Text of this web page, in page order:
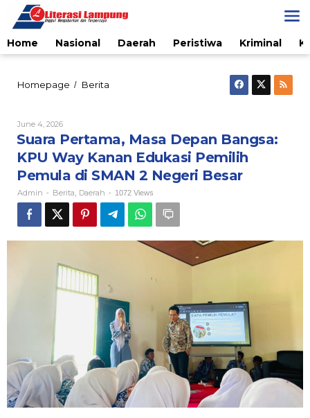
content
Home
Nasional Daerah Peristiwa Kriminal
Homepage / Berita
Bangsa:
KPU
Way
Kanan
Edukasi
Pemilih
Pemula
di
June 4, 2026By
Admin
Suara Pertama, Masa Depan Bangsa:
KPU Way Kanan Edukasi Pemilih
Pemula di SMAN 2 Negeri Besar
Admin - Berita Daerah - 1072 Views